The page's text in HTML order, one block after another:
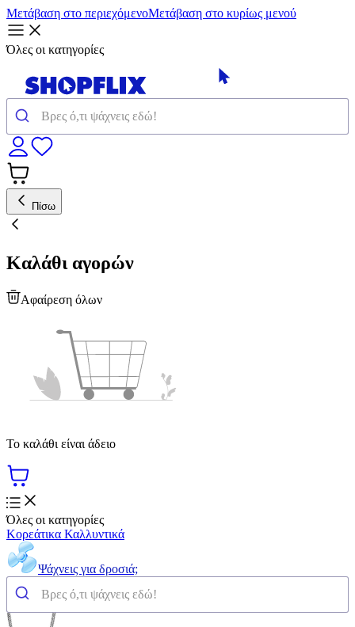
Μετάβαση στο περιεχόμενοΜετάβαση στο κυρίως μενού
Όλες οι κατηγορίες
Πίσω
Καλάθι αγορών
Αφαίρεση όλων
Το καλάθι είναι άδειο
Όλες οι κατηγορίες
Κορεάτικα Καλλυντικά
Ψάχνεις για δροσιά;